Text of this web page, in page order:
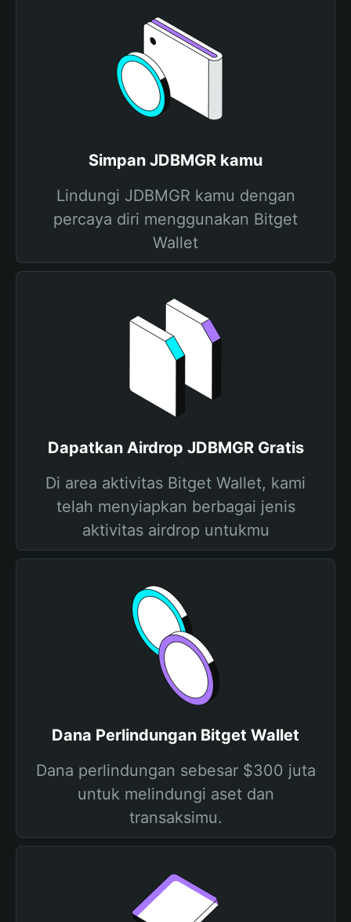
Simpan JDBMGR kamu
Lindungi JDBMGR kamu dengan
percaya diri menggunakan Bitget
Wallet
Dapatkan Airdrop JDBMGR Gratis
Di area aktivitas Bitget Wallet, kami
telah menyiapkan berbagai jenis
aktivitas airdrop untukmu
Dana Perlindungan Bitget Wallet
Dana perlindungan sebesar $300 juta
untuk melindungi aset dan
transaksimu.